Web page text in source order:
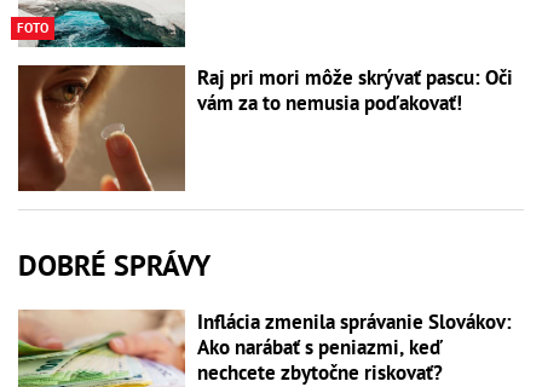
FOTO
Raj pri mori môže skrývať pascu: Oči
vám za to nemusia poďakovať!
DOBRÉ SPRÁVY
Inflácia zmenila správanie Slovákov:
Ako narábať s peniazmi, keď
nechcete zbytočne riskovať?